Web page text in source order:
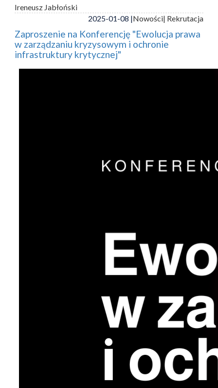
Ireneusz Jabłoński
2025-01-08 |Nowości| Rekrutacja
Zaproszenie na Konferencję "Ewolucja prawa
w zarządzaniu kryzysowym i ochronie
infrastruktury krytycznej"